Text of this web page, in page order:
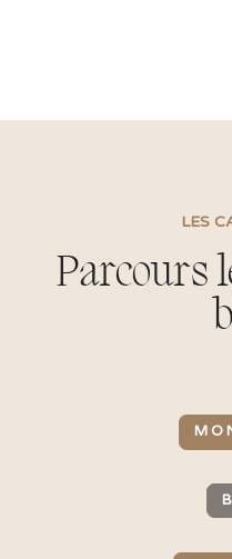
LES
Parcours